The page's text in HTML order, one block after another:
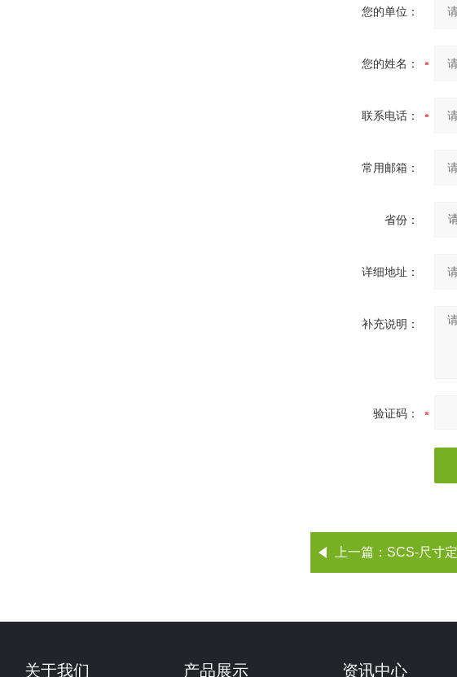
您的单位：
您的姓名：
联系电话：
常用邮箱：
省份：
详细地址：
补充说明：
验证码：
上一篇： SCS-尺寸定
关于我们 产品展示 资讯中心